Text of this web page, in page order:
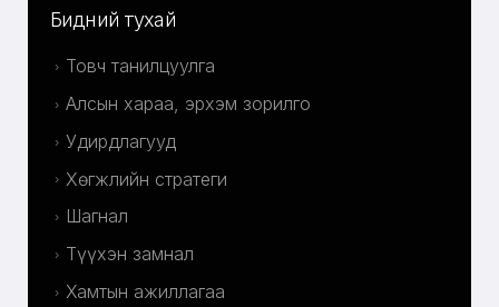
Бидний тухай
Товч танилцуулга
Алсын хараа, эрхэм зорилго
Удирдлагууд
Хөгжлийн стратеги
Шагнал
Түүхэн замнал
Хамтын ажиллагаа